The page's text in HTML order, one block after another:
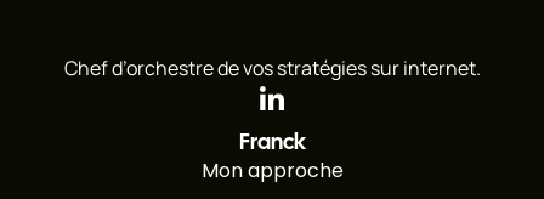
Chef d’orchestre de vos stratégies sur internet.
Franck
Mon approche